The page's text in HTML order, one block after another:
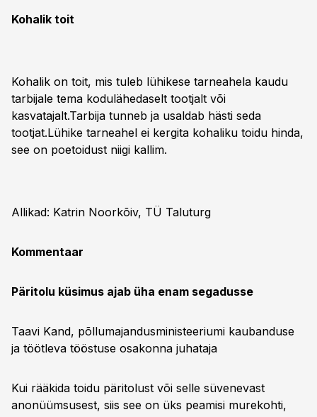
Kohalik toit
Kohalik on toit, mis tuleb lühikese tarneahela kaudu
tarbijale tema kodulähedaselt tootjalt või
kasvatajalt.Tarbija tunneb ja usaldab hästi seda
tootjat.Lühike tarneahel ei kergita kohaliku toidu hinda,
see on poetoidust niigi kallim.
Allikad: Katrin Noorkõiv, TÜ Taluturg
Kommentaar
Päritolu küsimus ajab üha enam segadusse
Taavi Kand, põllumajandusministeeriumi kaubanduse
ja töötleva tööstuse osakonna juhataja
Kui rääkida toidu päritolust või selle süvenevast
anonüümsusest, siis see on üks peamisi murekohti,